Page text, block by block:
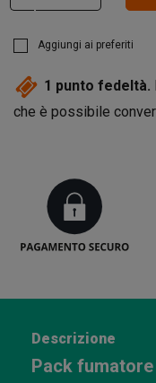
Aggiungi ai preferiti
1 punto fedeltà.
che è possibile
Descrizione
Pack